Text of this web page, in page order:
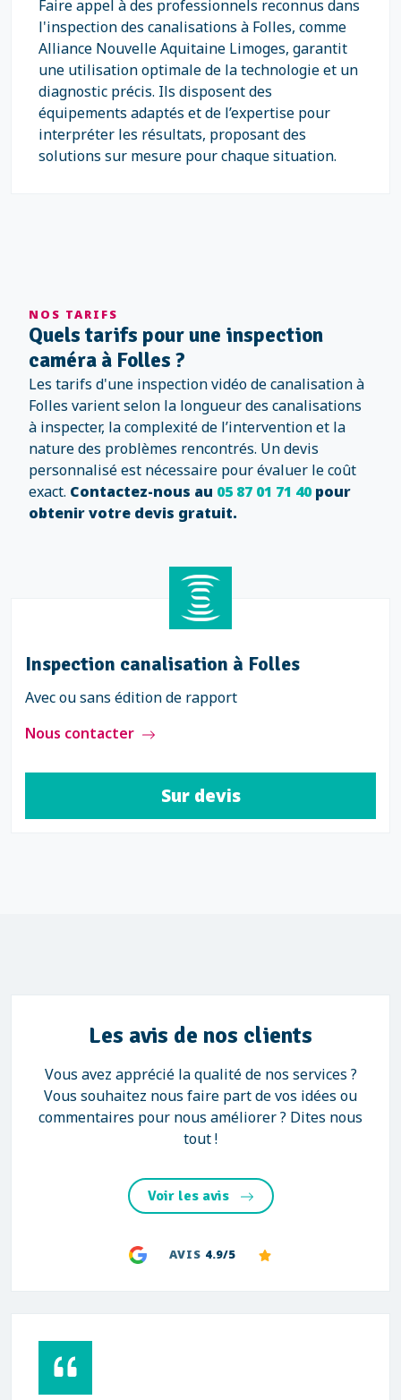
Faire appel à des professionnels reconnus dans
l'inspection des canalisations à Folles, comme
Alliance Nouvelle Aquitaine Limoges, garantit
une utilisation optimale de la technologie et un
diagnostic précis. Ils disposent des
équipements adaptés et de l’expertise pour
interpréter les résultats, proposant des
solutions sur mesure pour chaque situation.
NOS TARIFS
Quels tarifs pour une inspection
caméra à Folles ?
Les tarifs d'une inspection vidéo de canalisation à
Folles varient selon la longueur des canalisations
à inspecter, la complexité de l’intervention et la
nature des problèmes rencontrés. Un devis
personnalisé est nécessaire pour évaluer le coût
exact. Contactez-nous au 05 87 01 71 40pour
obtenir votre devis gratuit.
Inspection canalisation à Folles
Avec ou sans édition de rapport
Nous contacter
Sur devis
Les avis de nos clients
Vous avez apprécié la qualité de nos services ?
Vous souhaitez nous faire part de vos idées ou
commentaires pour nous améliorer ? Dites nous
tout !
Voir les avis
AVIS 4.9/5